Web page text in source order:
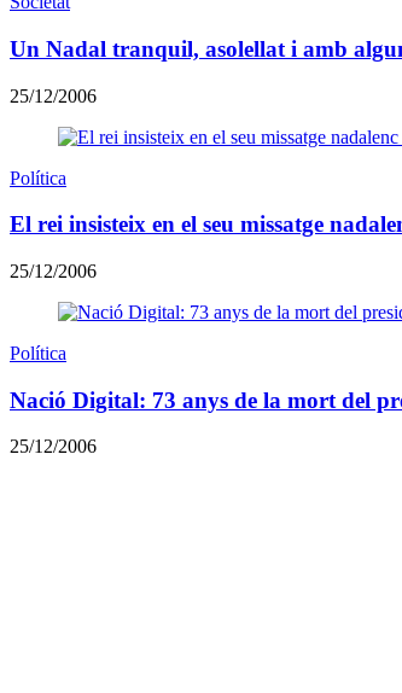
Un Nadal tranquil, asolellat i amb
25/12/2006
Política
El rei insisteix en el seu missatge
25/12/2006
Política
Nació Digital: 73 anys de la mort del
25/12/2006